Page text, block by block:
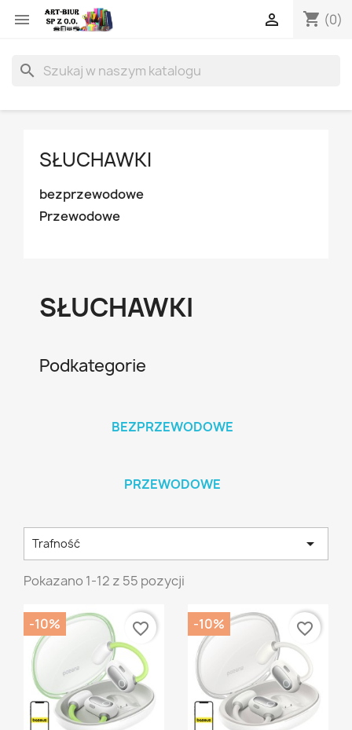
 shopping_cart (0)

search
SŁUCHAWKI
bezprzewodowe
Przewodowe
SŁUCHAWKI
Podkategorie
BEZPRZEWODOWE
PRZEWODOWE
Trafność 
Pokazano 1-12 z 55 pozycji
-10% favorite_border -10% favorite_border